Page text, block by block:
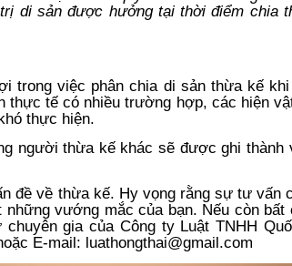
di sản được hưởng tại thời điểm chia
trong việc phân chia di sản thừa kế
thực tế có nhiều trường hợp, các hiện
thực hiện.
người thừa kế khác sẽ được ghi thành
đề về thừa kế. Hy vọng rằng sự tư vấn
vướng mắc của bạn. Nếu còn
gia của Công ty Luật TNHH
E-mail: luathongthai@gmail.com